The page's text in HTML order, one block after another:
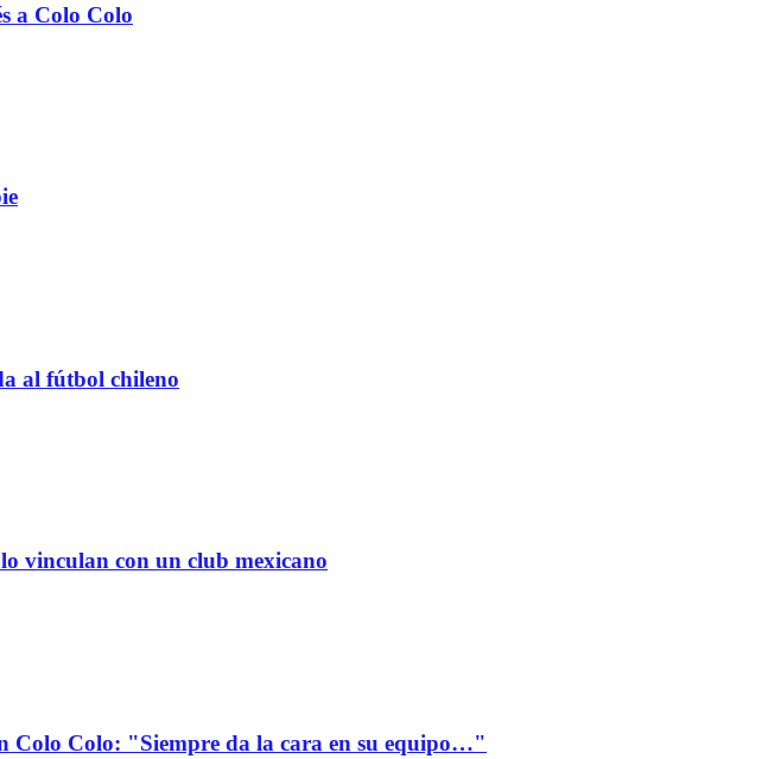
a Colo Colo
al fútbol chileno
vinculan con un club mexicano
Colo Colo: "Siempre da la cara en su equipo…"